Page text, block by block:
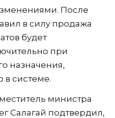
После
в силу продажа
будет
при
назначения,
в системе.
министра
Салагай подтвердил,